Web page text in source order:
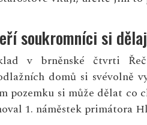
soukromníci si
v brněnské čtvrti
domů si svévolně
pozemku si může dělat co
1. náměstek primátora